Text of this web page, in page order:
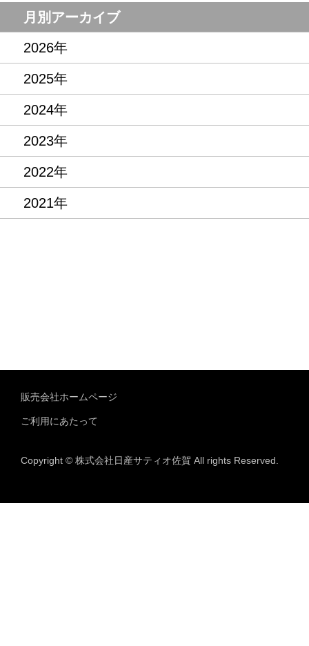
月別アーカイブ
2026年
2025年
2024年
2023年
2022年
2021年
販売会社ホームページ
ご利用にあたって
Copyright © 株式会社日産サティオ佐賀 All rights Reserved.